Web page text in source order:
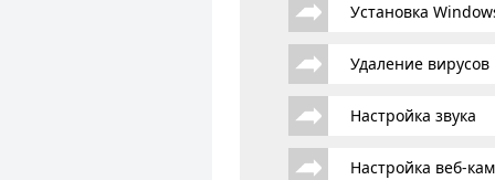
Установка
Удаление вирусов
Настройка звука
Настройка веб-